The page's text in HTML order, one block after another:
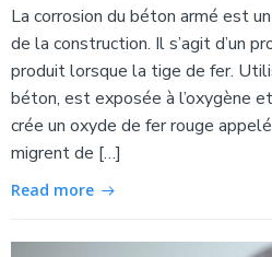
La corrosion du béton armé est
de la construction. Il s’agit d’un
produit lorsque la tige de fer.
béton, est exposée à l’oxygène
crée un oxyde de fer rouge
migrent de […]
Read more